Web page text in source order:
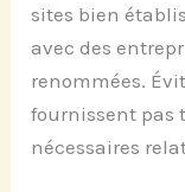
sites bien
avec des
renommées.
fournissent pas
nécessaires